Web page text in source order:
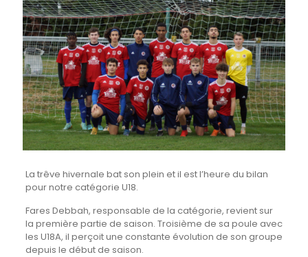
La trêve hivernale bat son plein et il est l’heure du bilan
pour notre catégorie U18.
Fares Debbah, responsable de la catégorie, revient sur
la première partie de saison. Troisième de sa poule avec
les U18A, il perçoit une constante évolution de son groupe
depuis le début de saison.